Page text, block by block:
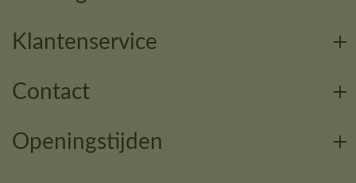
Klantenservice
Contact
Openingstijden